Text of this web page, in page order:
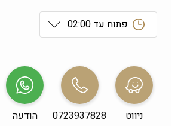
פתוח עד 02:00
שני
09:00-19:00
שלישי
רביעי
ניווט 0723937828 הודעה